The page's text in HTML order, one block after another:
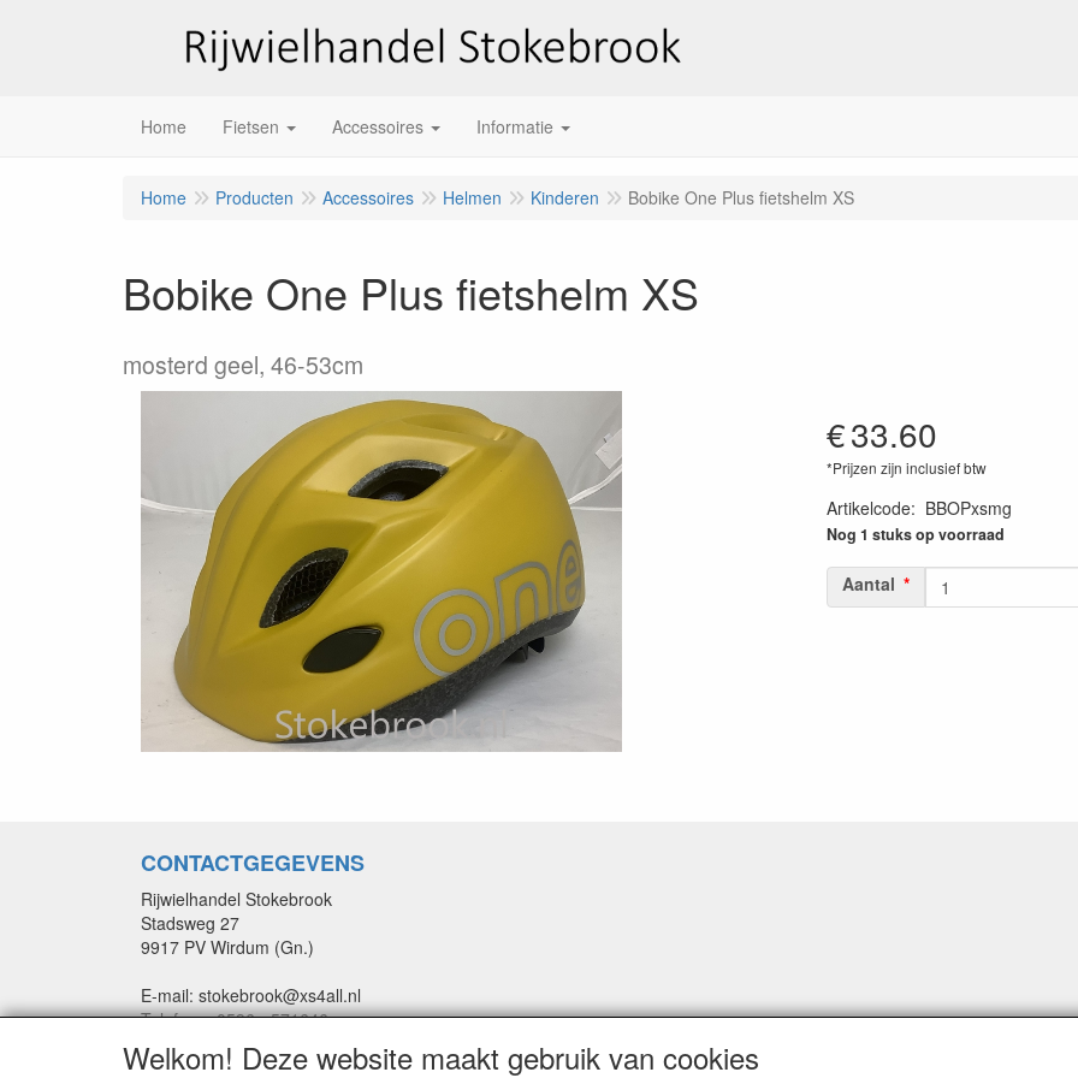
Home Fietsen Accessoires Informatie
Home Producten Accessoires Helmen Kinderen Bobike One Plus fietshelm XS
Bobike One Plus fietshelm XS
mosterd geel, 46-53cm
€33.60
*Prijzen zijn inclusief btw
Artikelcode: BBOPxsmg
Nog 1 stuks op voorraad
Aantal
CONTACTGEGEVENS
Rijwielhandel Stokebrook
Stadsweg 27
9917 PV Wirdum (Gn.)
E-mail: stokebrook@xs4all.nl
Telefoon: 0596 - 571646
Welkom! Deze website maakt gebruik van cookies